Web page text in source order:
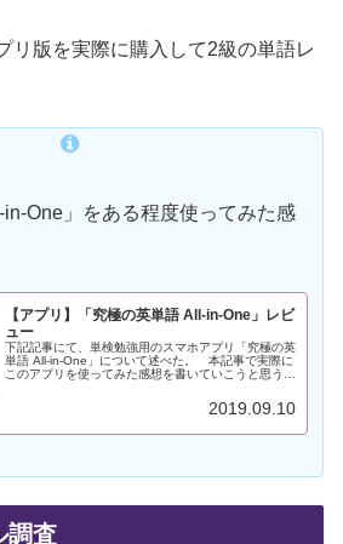
版を実際に購入して2級の単語レ
in-One」をある程度使ってみた感
【アプリ】「究極の英単語 All-in-One」レビ
ュー
下記記事にて、単検勉強用のスマホアプリ「究極の英
単語 All-in-One」について述べた。 本記事で実際に
このアプリを使ってみた感想を書いていこうと思う。
ちら。 書籍単語帳のスマホアプリ版...2019.09.10
調査